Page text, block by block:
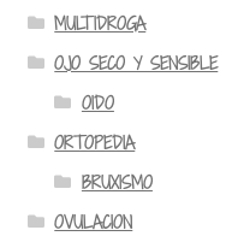
MULTIDROGA
OJO SECO Y SENSIBLE
OIDO
ORTOPEDIA
BRUXISMO
OVULACION